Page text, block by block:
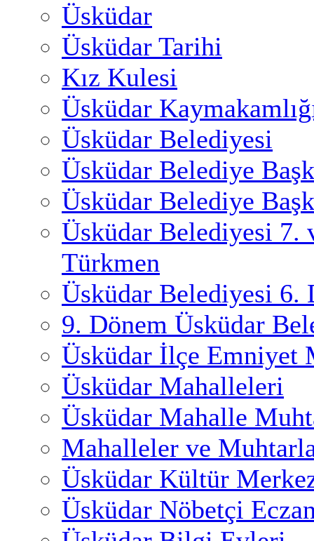
Üsküdar
Üsküdar Tarihi
Kız Kulesi
Üsküdar
Üsküdar Belediyesi
Üsküdar Belediye
Üsküdar Belediye
Üsküdar Belediyesi 7.
Türkmen
Üsküdar Belediyesi 6.
9. Dönem Üsküdar
Üsküdar İlçe Emniyet
Üsküdar Mahalleleri
Üsküdar Mahalle
Mahalleler ve
Üsküdar Kültür
Üsküdar Nöbetçi